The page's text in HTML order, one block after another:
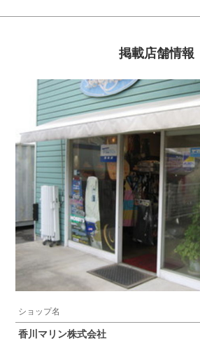
掲載店舗情報
ショップ名
香川マリン株式会社